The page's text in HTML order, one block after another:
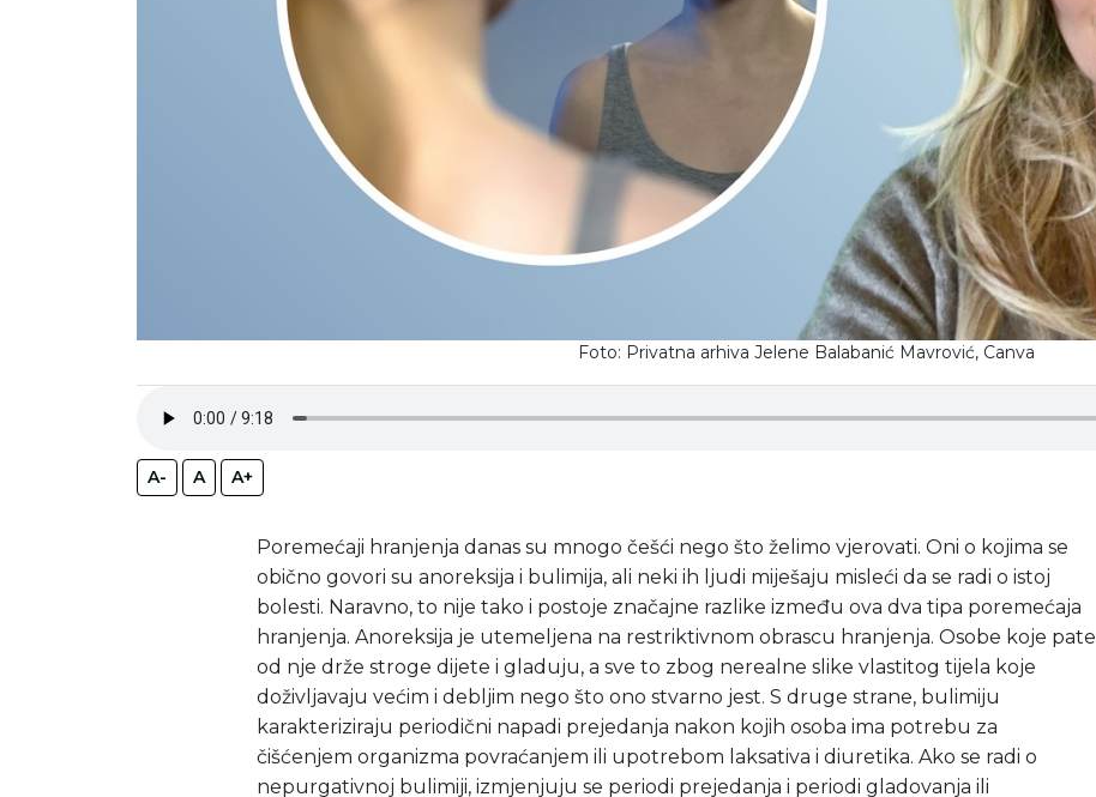
Foto: Privatna arhiva Jelene Balabanić Mavrović, Canva
A- A A+
Poremećaji hranjenja danas su mnogo češći nego što želimo vjerovati. Oni o kojima se
obično govori su anoreksija i bulimija, ali neki ih ljudi miješaju misleći da se radi o istoj
bolesti. Naravno, to nije tako i postoje značajne razlike između ova dva tipa poremećaja
hranjenja. Anoreksija je utemeljena na restriktivnom obrascu hranjenja. Osobe koje pate
od nje drže stroge dijete i gladuju, a sve to zbog nerealne slike vlastitog tijela koje
doživljavaju većim i debljim nego što ono stvarno jest. S druge strane, bulimiju
karakteriziraju periodični napadi prejedanja nakon kojih osoba ima potrebu za
čišćenjem organizma povraćanjem ili upotrebom laksativa i diuretika. Ako se radi o
nepurgativnoj bulimiji, izmjenjuju se periodi prejedanja i periodi gladovanja ili